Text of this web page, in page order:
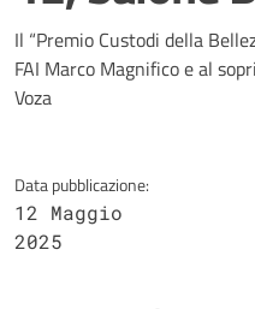
Dettagli della
Il “Premio Custodi della
FAI Marco Magnifico e al
Voza
Data pubblicazione:
12 Maggio
2025